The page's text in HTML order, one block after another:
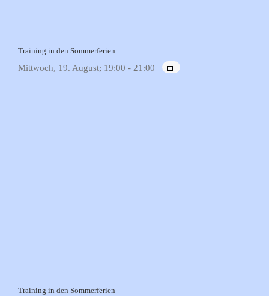
Training in den Sommerferien
Mittwoch, 19. August; 19:00 - 21:00
Training in den Sommerferien